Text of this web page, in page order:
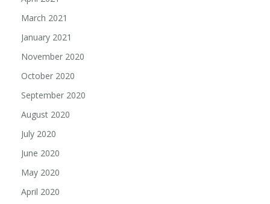
March 2021
January 2021
November 2020
October 2020
September 2020
August 2020
July 2020
June 2020
May 2020
April 2020